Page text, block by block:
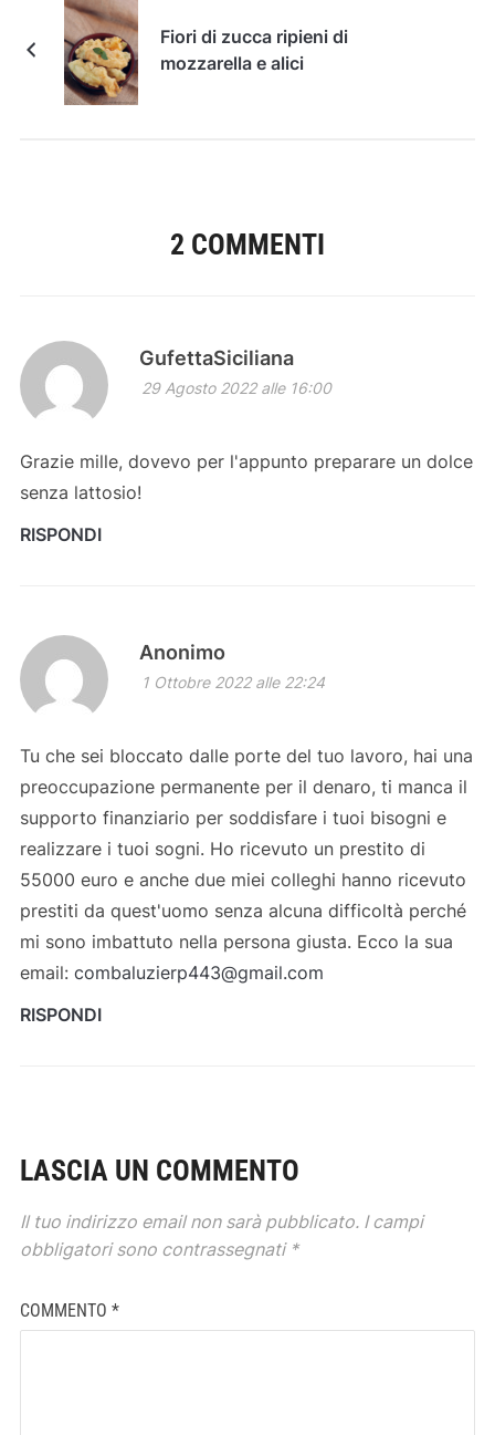
Fiori di zucca ripieni di
mozzarella e alici
2 COMMENTI
GufettaSiciliana
29 Agosto 2022 alle 16:00
Grazie mille, dovevo per l'appunto preparare un dolce
senza lattosio!
RISPONDI
Anonimo
1 Ottobre 2022 alle 22:24
Tu che sei bloccato dalle porte del tuo lavoro, hai una
preoccupazione permanente per il denaro, ti manca il
supporto finanziario per soddisfare i tuoi bisogni e
realizzare i tuoi sogni. Ho ricevuto un prestito di
55000 euro e anche due miei colleghi hanno ricevuto
prestiti da quest'uomo senza alcuna difficoltà perché
mi sono imbattuto nella persona giusta. Ecco la sua
email: combaluzierp443@gmail.com
RISPONDI
LASCIA UN COMMENTO
Il tuo indirizzo email non sarà pubblicato. I campi
obbligatori sono contrassegnati *
COMMENTO *